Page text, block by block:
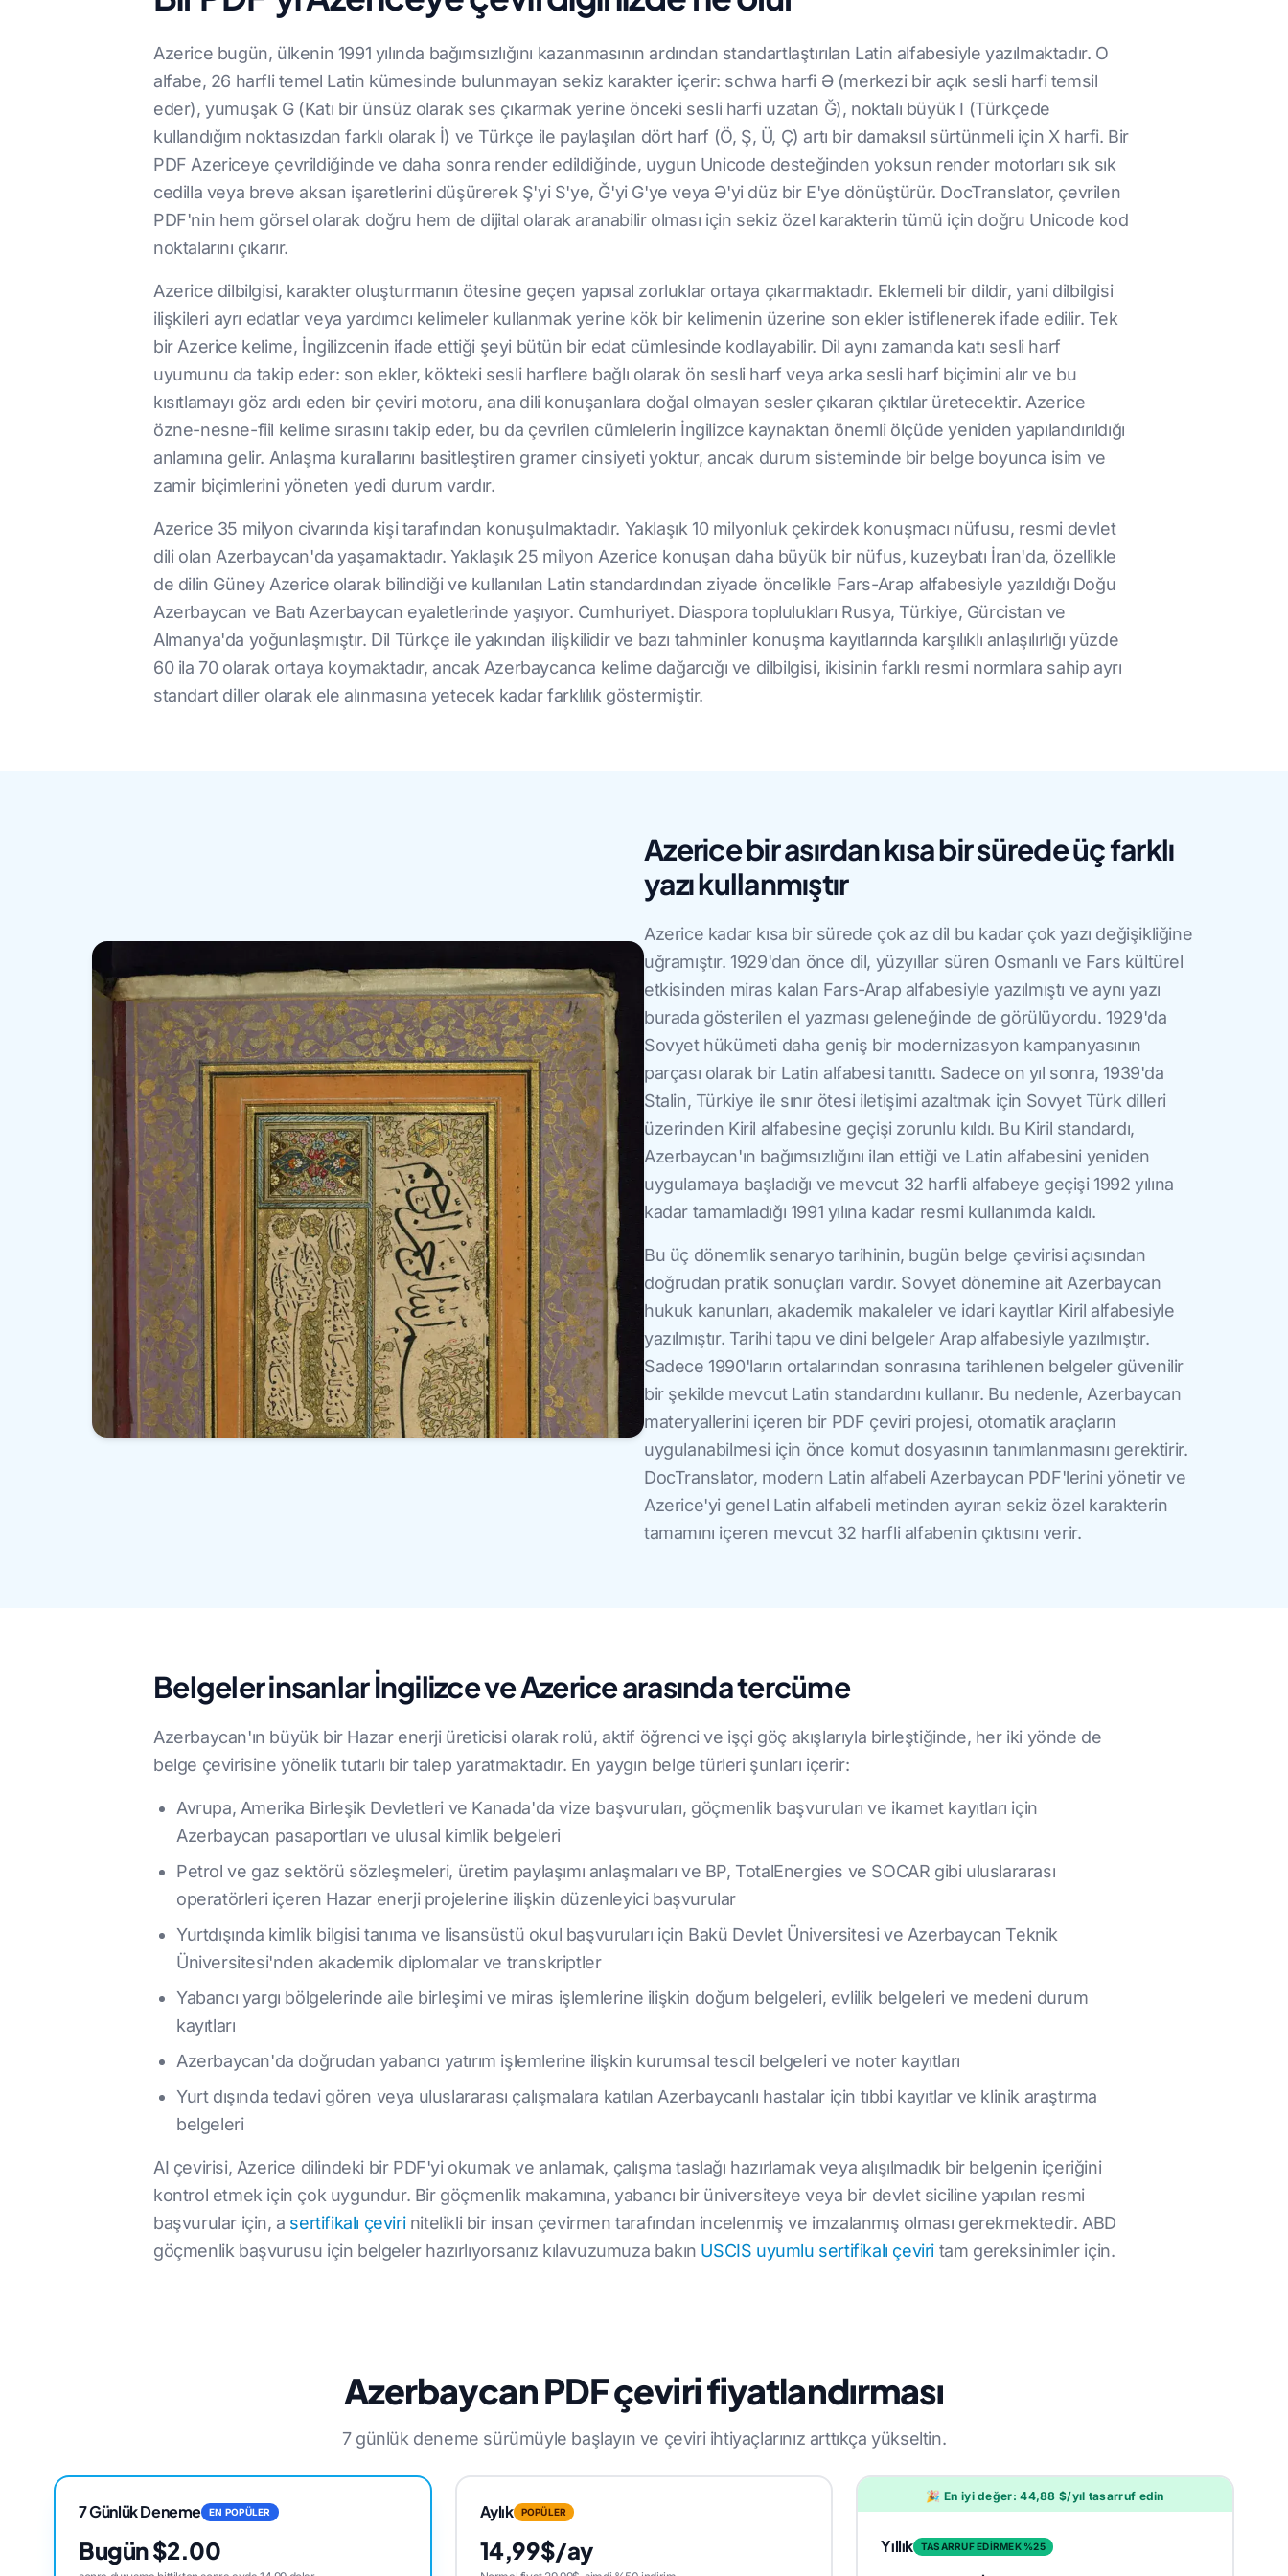
Azerice bugün, ülkenin 1991 yılında bağımsızlığını kazanmasının ardından standartlaştırılan Latin alfabesiyle yazılmaktadır. O
alfabe, 26 harfli temel Latin kümesinde bulunmayan sekiz karakter içerir: schwa harfi Ə (merkezi bir açık sesli harfi temsil
eder), yumuşak G (Katı bir ünsüz olarak ses çıkarmak yerine önceki sesli harfi uzatan Ğ), noktalı büyük I (Türkçede
kullandığım noktasızdan farklı olarak İ) ve Türkçe ile paylaşılan dört harf (Ö, Ş, Ü, Ç) artı bir damaksıl sürtünmeli için X harfi. Bir
PDF Azericeye çevrildiğinde ve daha sonra render edildiğinde, uygun Unicode desteğinden yoksun render motorları sık sık
cedilla veya breve aksan işaretlerini düşürerek Ş'yi S'ye, Ğ'yi G'ye veya Ə'yi düz bir E'ye dönüştürür. DocTranslator, çevrilen
PDF'nin hem görsel olarak doğru hem de dijital olarak aranabilir olması için sekiz özel karakterin tümü için doğru Unicode kod
noktalarını çıkarır.
Azerice dilbilgisi, karakter oluşturmanın ötesine geçen yapısal zorluklar ortaya çıkarmaktadır. Eklemeli bir dildir, yani dilbilgisi
ilişkileri ayrı edatlar veya yardımcı kelimeler kullanmak yerine kök bir kelimenin üzerine son ekler istiflenerek ifade edilir. Tek
bir Azerice kelime, İngilizcenin ifade ettiği şeyi bütün bir edat cümlesinde kodlayabilir. Dil aynı zamanda katı sesli harf
uyumunu da takip eder: son ekler, kökteki sesli harflere bağlı olarak ön sesli harf veya arka sesli harf biçimini alır ve bu
kısıtlamayı göz ardı eden bir çeviri motoru, ana dili konuşanlara doğal olmayan sesler çıkaran çıktılar üretecektir. Azerice
özne-nesne-fiil kelime sırasını takip eder, bu da çevrilen cümlelerin İngilizce kaynaktan önemli ölçüde yeniden yapılandırıldığı
anlamına gelir. Anlaşma kurallarını basitleştiren gramer cinsiyeti yoktur, ancak durum sisteminde bir belge boyunca isim ve
zamir biçimlerini yöneten yedi durum vardır.
Azerice 35 milyon civarında kişi tarafından konuşulmaktadır. Yaklaşık 10 milyonluk çekirdek konuşmacı nüfusu, resmi devlet
dili olan Azerbaycan'da yaşamaktadır. Yaklaşık 25 milyon Azerice konuşan daha büyük bir nüfus, kuzeybatı İran'da, özellikle
de dilin Güney Azerice olarak bilindiği ve kullanılan Latin standardından ziyade öncelikle Fars-Arap alfabesiyle yazıldığı Doğu
Azerbaycan ve Batı Azerbaycan eyaletlerinde yaşıyor. Cumhuriyet. Diaspora toplulukları Rusya, Türkiye, Gürcistan ve
Almanya'da yoğunlaşmıştır. Dil Türkçe ile yakından ilişkilidir ve bazı tahminler konuşma kayıtlarında karşılıklı anlaşılırlığı yüzde
60 ila 70 olarak ortaya koymaktadır, ancak Azerbaycanca kelime dağarcığı ve dilbilgisi, ikisinin farklı resmi normlara sahip ayrı
standart diller olarak ele alınmasına yetecek kadar farklılık göstermiştir.
Azerice bir asırdan kısa bir sürede üç farklı
yazı kullanmıştır
Azerice kadar kısa bir sürede çok az dil bu kadar çok yazı değişikliğine
uğramıştır. 1929'dan önce dil, yüzyıllar süren Osmanlı ve Fars kültürel
etkisinden miras kalan Fars-Arap alfabesiyle yazılmıştı ve aynı yazı
burada gösterilen el yazması geleneğinde de görülüyordu. 1929'da
Sovyet hükümeti daha geniş bir modernizasyon kampanyasının
parçası olarak bir Latin alfabesi tanıttı. Sadece on yıl sonra, 1939'da
Stalin, Türkiye ile sınır ötesi iletişimi azaltmak için Sovyet Türk dilleri
üzerinden Kiril alfabesine geçişi zorunlu kıldı. Bu Kiril standardı,
Azerbaycan'ın bağımsızlığını ilan ettiği ve Latin alfabesini yeniden
uygulamaya başladığı ve mevcut 32 harfli alfabeye geçişi 1992 yılına
kadar tamamladığı 1991 yılına kadar resmi kullanımda kaldı.
Bu üç dönemlik senaryo tarihinin, bugün belge çevirisi açısından
doğrudan pratik sonuçları vardır. Sovyet dönemine ait Azerbaycan
hukuk kanunları, akademik makaleler ve idari kayıtlar Kiril alfabesiyle
yazılmıştır. Tarihi tapu ve dini belgeler Arap alfabesiyle yazılmıştır.
Sadece 1990'ların ortalarından sonrasına tarihlenen belgeler güvenilir
bir şekilde mevcut Latin standardını kullanır. Bu nedenle, Azerbaycan
materyallerini içeren bir PDF çeviri projesi, otomatik araçların
uygulanabilmesi için önce komut dosyasının tanımlanmasını gerektirir.
DocTranslator, modern Latin alfabeli Azerbaycan PDF'lerini yönetir ve
Azerice'yi genel Latin alfabeli metinden ayıran sekiz özel karakterin
tamamını içeren mevcut 32 harfli alfabenin çıktısını verir.
Belgeler insanlar İngilizce ve Azerice arasında tercüme
Azerbaycan'ın büyük bir Hazar enerji üreticisi olarak rolü, aktif öğrenci ve işçi göç akışlarıyla birleştiğinde, her iki yönde de
belge çevirisine yönelik tutarlı bir talep yaratmaktadır. En yaygın belge türleri şunları içerir:
Avrupa, Amerika Birleşik Devletleri ve Kanada'da vize başvuruları, göçmenlik başvuruları ve ikamet kayıtları için
Azerbaycan pasaportları ve ulusal kimlik belgeleri
Petrol ve gaz sektörü sözleşmeleri, üretim paylaşımı anlaşmaları ve BP, TotalEnergies ve SOCAR gibi uluslararası
operatörleri içeren Hazar enerji projelerine ilişkin düzenleyici başvurular
Yurtdışında kimlik bilgisi tanıma ve lisansüstü okul başvuruları için Bakü Devlet Üniversitesi ve Azerbaycan Teknik
Üniversitesi'nden akademik diplomalar ve transkriptler
Yabancı yargı bölgelerinde aile birleşimi ve miras işlemlerine ilişkin doğum belgeleri, evlilik belgeleri ve medeni durum
kayıtları
Azerbaycan'da doğrudan yabancı yatırım işlemlerine ilişkin kurumsal tescil belgeleri ve noter kayıtları
Yurt dışında tedavi gören veya uluslararası çalışmalara katılan Azerbaycanlı hastalar için tıbbi kayıtlar ve klinik araştırma
belgeleri
AI çevirisi, Azerice dilindeki bir PDF'yi okumak ve anlamak, çalışma taslağı hazırlamak veya alışılmadık bir belgenin içeriğini
kontrol etmek için çok uygundur. Bir göçmenlik makamına, yabancı bir üniversiteye veya bir devlet siciline yapılan resmi
başvurular için, a sertifikalı çevirinitelikli bir insan çevirmen tarafından incelenmiş ve imzalanmış olması gerekmektedir. ABD
göçmenlik başvurusu için belgeler hazırlıyorsanız kılavuzumuza bakın USCIS uyumlu sertifikalı çeviri tam gereksinimler için.
Azerbaycan PDF çeviri fiyatlandırması
7 günlük deneme sürümüyle başlayın ve çeviri ihtiyaçlarınız arttıkça yükseltin.
7 Günlük Deneme EN POPÜLER
Bugün $2.00
Aylık POPÜLER
14,99$/ay
🎉 En iyi değer: 44,88 $/yıl tasarruf edin
Yıllık TASARRUF EDİRMEK %25